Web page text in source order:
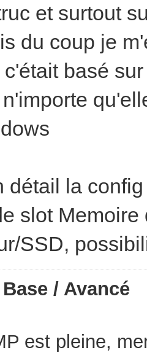
et surtout
du coup je
basé
détail la
slot
SSD,
/ Avancé
est pleine,